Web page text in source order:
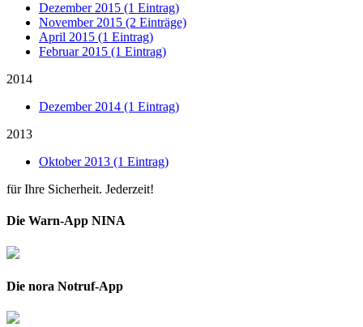
Dezember 2015 (1 Eintrag)
November 2015 (2 Einträge)
April 2015 (1 Eintrag)
Februar 2015 (1 Eintrag)
2014
Dezember 2014 (1 Eintrag)
2013
Oktober 2013 (1 Eintrag)
für Ihre Sicherheit. Jederzeit!
Die Warn-App NINA
Die nora Notruf-App